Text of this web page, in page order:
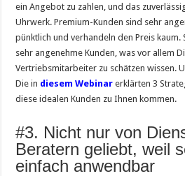
ein Angebot zu zahlen, und das
Uhrwerk. Premium-Kunden sind sehr
pünktlich und verhandeln den Preis kaum.
sehr angenehme Kunden, was vor allem
Vertriebsmitarbeiter zu schätzen wissen.
Die in diesem Webinar erklärten 3
diese idealen Kunden zu Ihnen kommen.
#3. Nicht nur von
Beratern geliebt, weil
einfach anwendbar